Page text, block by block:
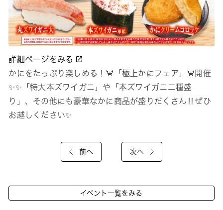
詳細ページをみる
かにをたっぷり楽しめる！🦀「極上かにフェア」🦀開催
✨✨「特大本ズワイガニ」や「本ズワイガニ二種盛
り」、その他にも豪華なかに商品が盛りだくさん‼ぜひ
お越しください✨
前へ 次へ
イベント一覧をみる